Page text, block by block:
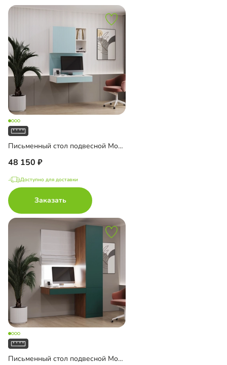
Письменный стол подвесной Мобаро-6
48 150
Доступно для доставки
Заказать
Письменный стол подвесной Мобаро-2